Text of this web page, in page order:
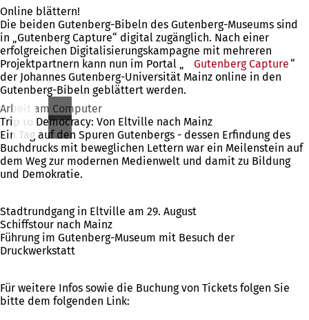
Online blättern!
Die beiden Gutenberg-Bibeln des Gutenberg-Museums sind
in „Gutenberg Capture“ digital zugänglich. Nach einer
erfolgreichen Digitalisierungskampagne mit mehreren
Projektpartnern kann nun im Portal „
Gutenberg Capture“
der Johannes Gutenberg-Universität Mainz online in den
Gutenberg-Bibeln geblättert werden.
Arbeit am Computer
Trip to Democracy: Von Eltville nach Mainz
Ein Tag auf den Spuren Gutenbergs - dessen Erfindung des
Buchdrucks mit beweglichen Lettern war ein Meilenstein auf
dem Weg zur modernen Medienwelt und damit zu Bildung
und Demokratie.
Stadtrundgang in Eltville am 29. August
Schiffstour nach Mainz
Führung im Gutenberg-Museum mit Besuch der
Druckwerkstatt
Für weitere Infos sowie die Buchung von Tickets folgen Sie
bitte dem folgenden Link: